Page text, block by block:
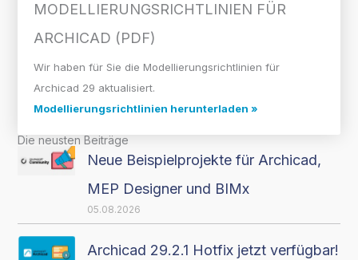
MODELLIERUNGS­RICHTLINIEN FÜR
ARCHICAD (PDF)
Wir haben für Sie die Modellierungsrichtlinien für
Archicad 29 aktualisiert.
Modellierungsrichtlinien herunterladen »
Die neusten Beiträge
Neue Beispielprojekte für Archicad,
MEP Designer und BIMx
05.08.2026
Archicad 29.2.1 Hotfix jetzt verfügbar!